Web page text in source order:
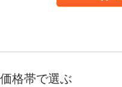
価格帯で選ぶ